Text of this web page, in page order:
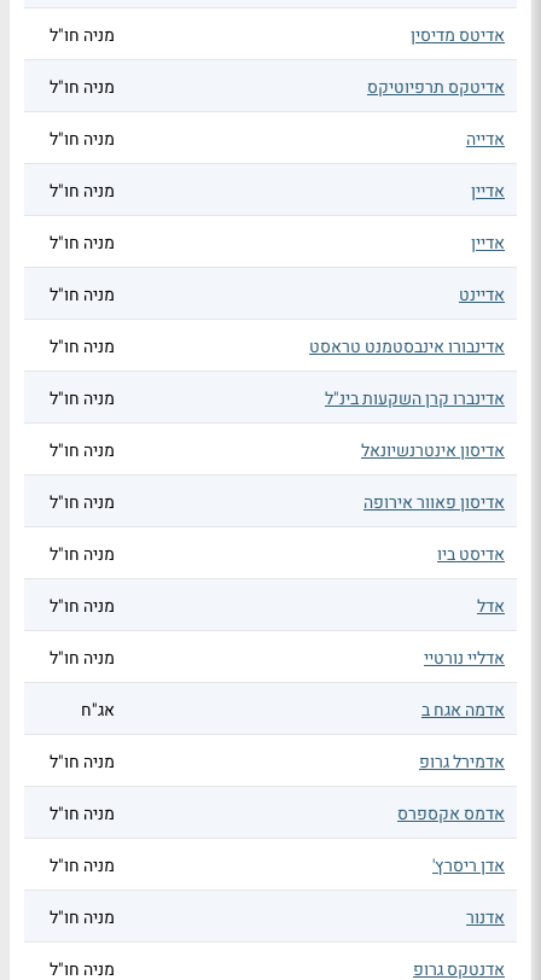
אדיטס מדיסין מניה חו"ל
אדיטקס תרפיוטיקס מניה חו"ל
אדייה מניה חו"ל
אדיין מניה חו"ל
אדיין מניה חו"ל
אדיינט מניה חו"ל
אדינבורו אינבסטמנט טראסט מניה חו"ל
אדינברו קרן השקעות בינ"ל מניה חו"ל
אדיסון אינטרנשיונאל מניה חו"ל
אדיסון פאוור אירופה מניה חו"ל
אדיסט ביו מניה חו"ל
אדל מניה חו"ל
אדליי נורטיי מניה חו"ל
אדמה אגח ב אג"ח
אדמירל גרופ מניה חו"ל
אדמס אקספרס מניה חו"ל
אדן ריסרץ' מניה חו"ל
אדנור מניה חו"ל
אדנטקס גרופ מניה חו"ל